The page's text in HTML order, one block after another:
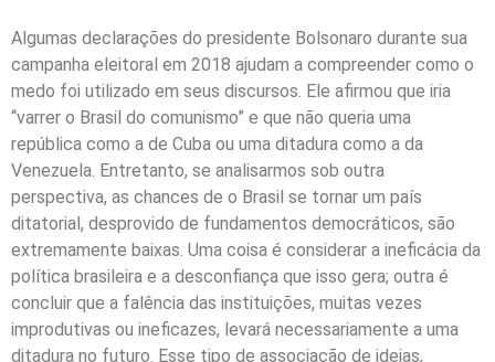
Algumas declarações do presidente Bolsonaro durante sua
campanha eleitoral em 2018 ajudam a compreender como o
medo foi utilizado em seus discursos. Ele afirmou que iria
“varrer o Brasil do comunismo” e que não queria uma
república como a de Cuba ou uma ditadura como a da
Venezuela. Entretanto, se analisarmos sob outra
perspectiva, as chances de o Brasil se tornar um país
ditatorial, desprovido de fundamentos democráticos, são
extremamente baixas. Uma coisa é considerar a ineficácia da
política brasileira e a desconfiança que isso gera; outra é
concluir que a falência das instituições, muitas vezes
improdutivas ou ineficazes, levará necessariamente a uma
ditadura no futuro. Esse tipo de associação de ideias,